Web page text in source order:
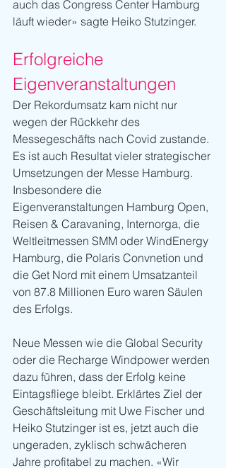
auch das Congress Center Hamburg
läuft wieder» sagte Heiko Stutzinger.
Erfolgreiche
Eigenveranstaltungen
Der Rekordumsatz kam nicht nur
wegen der Rückkehr des
Messegeschäfts nach Covid zustande.
Es ist auch Resultat vieler strategischer
Umsetzungen der Messe Hamburg.
Insbesondere die
Eigenveranstaltungen Hamburg Open,
Reisen & Caravaning, Internorga, die
Weltleitmessen SMM oder WindEnergy
Hamburg, die Polaris Convnetion und
die Get Nord mit einem Umsatzanteil
von 87.8 Millionen Euro waren Säulen
des Erfolgs.
Neue Messen wie die Global Security
oder die Recharge Windpower werden
dazu führen, dass der Erfolg keine
Eintagsfliege bleibt. Erklärtes Ziel der
Geschäftsleitung mit Uwe Fischer und
Heiko Stutzinger ist es, jetzt auch die
ungeraden, zyklisch schwächeren
Jahre profitabel zu machen. «Wir